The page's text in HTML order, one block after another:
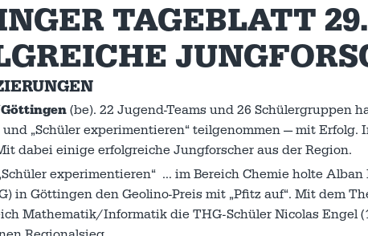
TAGEBLATT
(be). 22 Jugend-Teams und 26 Schülergruppen
und „Schüler experimentieren“ teilgenommen — mit
dabei einige erfolgreiche Jungforscher aus der Region.
experimentieren“ … im Bereich Chemie holte Alban
in Göttingen den Geolino-Preis mit „Pfitz auf“. Mit dem
Mathematik/Informatik die THG-Schüler Nicolas Engel